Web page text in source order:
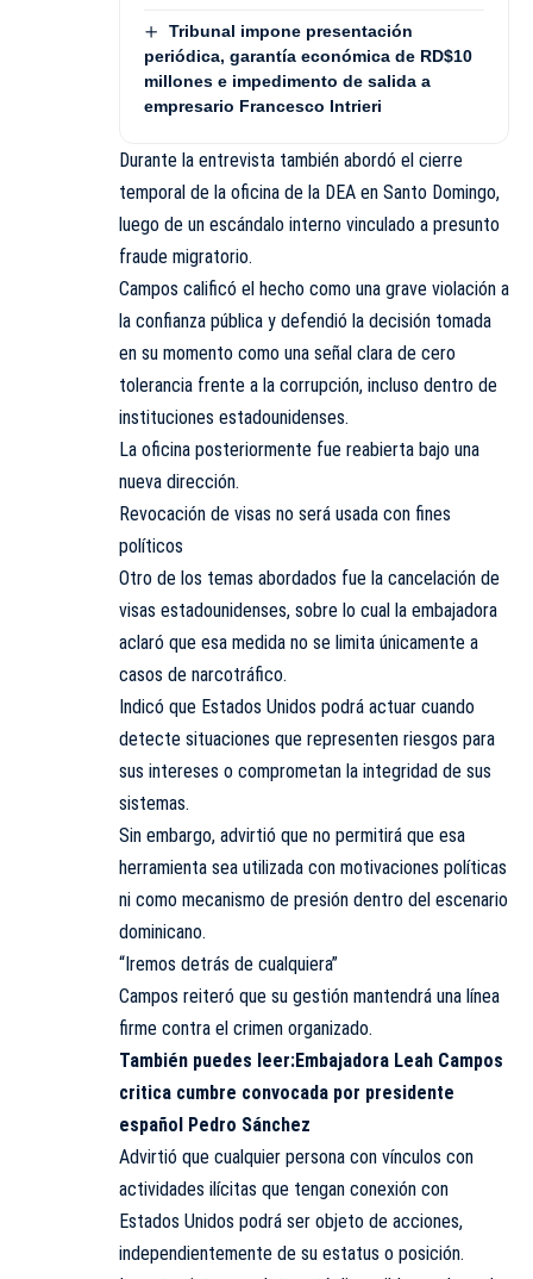
Tribunal impone presentación
periódica, garantía económica de RD$10
millones e impedimento de salida a
empresario Francesco Intrieri
Durante la entrevista también abordó el cierre
temporal de la oficina de la DEA en Santo Domingo,
luego de un escándalo interno vinculado a presunto
fraude migratorio.
Campos calificó el hecho como una grave violación a
la confianza pública y defendió la decisión tomada
en su momento como una señal clara de cero
tolerancia frente a la corrupción, incluso dentro de
instituciones estadounidenses.
La oficina posteriormente fue reabierta bajo una
nueva dirección.
Revocación de visas no será usada con fines
políticos
Otro de los temas abordados fue la cancelación de
visas estadounidenses, sobre lo cual la embajadora
aclaró que esa medida no se limita únicamente a
casos de narcotráfico.
Indicó que Estados Unidos podrá actuar cuando
detecte situaciones que representen riesgos para
sus intereses o comprometan la integridad de sus
sistemas.
Sin embargo, advirtió que no permitirá que esa
herramienta sea utilizada con motivaciones políticas
ni como mecanismo de presión dentro del escenario
dominicano.
“Iremos detrás de cualquiera”
Campos reiteró que su gestión mantendrá una línea
firme contra el crimen organizado.
También puedes leer:Embajadora Leah Campos
critica cumbre convocada por presidente
español Pedro Sánchez
Advirtió que cualquier persona con vínculos con
actividades ilícitas que tengan conexión con
Estados Unidos podrá ser objeto de acciones,
independientemente de su estatus o posición.